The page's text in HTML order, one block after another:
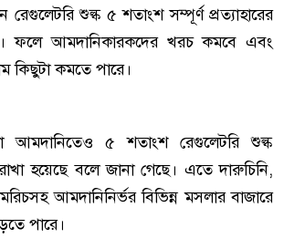
রেগুলেটরি শুল্ক ৫ শতাংশ সম্পূর্ণ প্রত্যাহারের
ফলে আমদানিকারকদের খরচ কমবে এবং
কিছুটা কমতে পারে।
আমদানিতেও ৫ শতাংশ রেগুলেটরি শুল্ক
রাখা হয়েছে বলে জানা গেছে। এতে দারুচিনি,
আমদানিনির্ভর বিভিন্ন মসলার বাজারে
পারে।